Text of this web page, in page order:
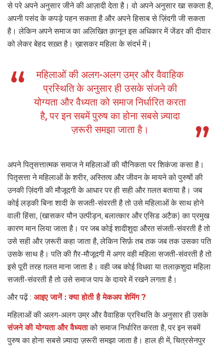
से परे अपने अनुसार जीने की आज़ादी देता है। वो अपने अनुसार खा सकता है,
अपनी पसंद के कपड़े पहन सकता है और अपने हिसाब से ज़िंदगी जी सकता
है। लेकिन अपने समाज का अलिखित क़ानून इस अधिकार में जेंडर की दीवार
को लेकर बेहद सख़्त है। ख़ासकर महिला के संदर्भ में।
महिलाओं की अलग-अलग उम्र और वैवाहिक
प्रस्थिति के अनुसार ही उसके संजने की
योग्यता और वैध्यता को समाज निर्धारित करता
है, पर इन सबमें पुरुष का होना सबसे ज़्यादा
ज़रूरी समझा जाता है।
अपने पितृसत्तात्मक समाज ने महिलाओं की यौनिकता पर शिकंजा कसा है।
पितृसत्ता ने महिलाओं के शरीर, अस्तित्व और जीवन के मायने को पुरुषों की
उनकी ज़िंदगी की मौजूदगी के आधार पर ही सही और ग़लत बताया है। जब
कोई लड़की बिना शादी के सजती-संवरती है तो उसे महिलाओं के साथ होने
वाली हिंसा, (खासकर यौन उत्पीड़न, बलात्कार और एसिड अटैक) का प्रमुख
कारण मान लिया जाता है। पर जब कोई शादीशुदा औरत संजती-संवरती है तो
उसे सही और ज़रूरी कहा जाता है, लेकिन सिर्फ़ तब तक जब तक उसका पति
उसके साथ है। पति की ग़ैर-मौजूदगी में अगर वही महिला सजती-संवरती है तो
इसे पूरी तरह ग़लत माना जाता है। वही जब कोई विधवा या तलाक़शुदा महिला
सजती-संवरती है तो उसे समाज पाप के दायरे में रखने लगता है।
और पढ़ें : आइए जानें : क्या होती है मेकअप शेमिंग ?
महिलाओं की अलग-अलग उम्र और वैवाहिक प्रस्थिति के अनुसार ही उसके
संजने की योग्यता और वैध्यताको समाज निर्धारित करता है, पर इन सबमें
पुरुष का होना सबसे ज़्यादा ज़रूरी समझा जाता है। हाल ही में, चित्रसेनपुर